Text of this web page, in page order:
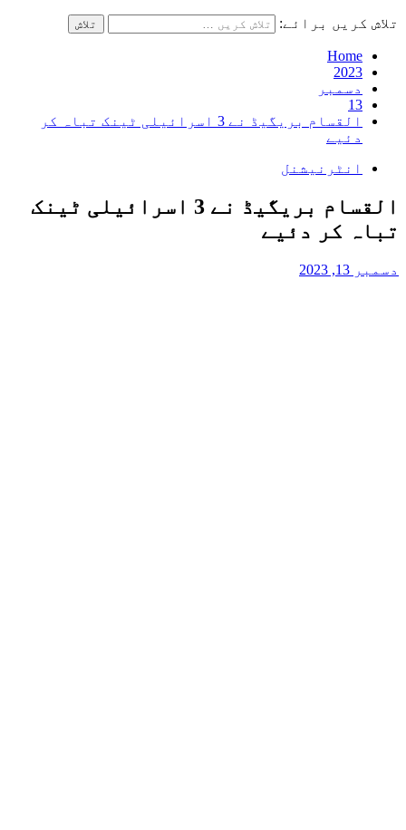
تلاش کریں برائے:
Home
2023
دسمبر
13
القسام بریگیڈ نے 3 اسرائیلی ٹینک تباہ کر
دئیے
انٹرنیشنل
القسام بریگیڈ نے 3 اسرائیلی ٹینک
تباہ کر دئیے
دسمبر 13, 2023